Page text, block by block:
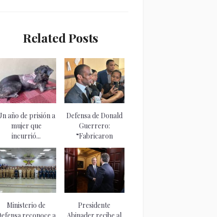
Related Posts
año de prisión a
mujer que
incurrió...
Defensa de Donald
Guerrero:
“Fabricaron
informes para
construir...
Ministerio de
Presidente